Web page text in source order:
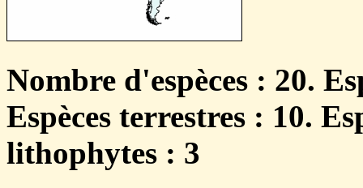
Nombre d'espèces : 20.
Espèces terrestres : 10.
lithophytes : 3